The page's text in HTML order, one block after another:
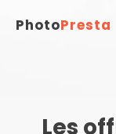
PhotoPresta
Les